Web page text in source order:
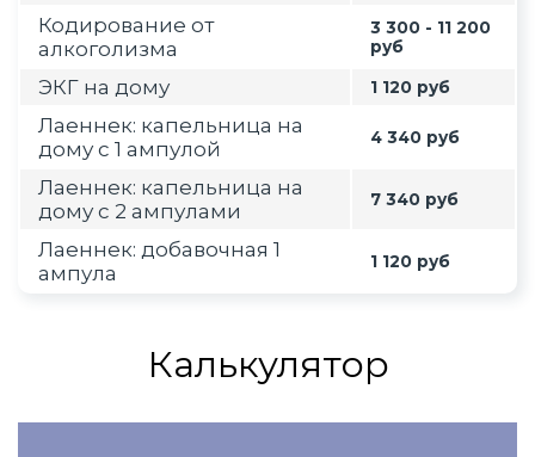
Кодирование от
алкоголизма
3 300 - 11 200
руб
ЭКГ на дому 1 120 руб
Лаеннек: капельница на
дому с 1 ампулой
4 340 руб
Лаеннек: капельница на
дому с 2 ампулами
7 340 руб
Лаеннек: добавочная 1
ампула
1 120 руб
Калькулятор